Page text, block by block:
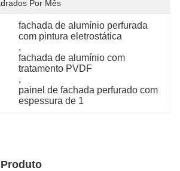
Por Mês
fachada de alumínio perfurada
com pintura eletrostática
,
fachada de alumínio com
tratamento PVDF
,
painel de fachada perfurado com
espessura de 1